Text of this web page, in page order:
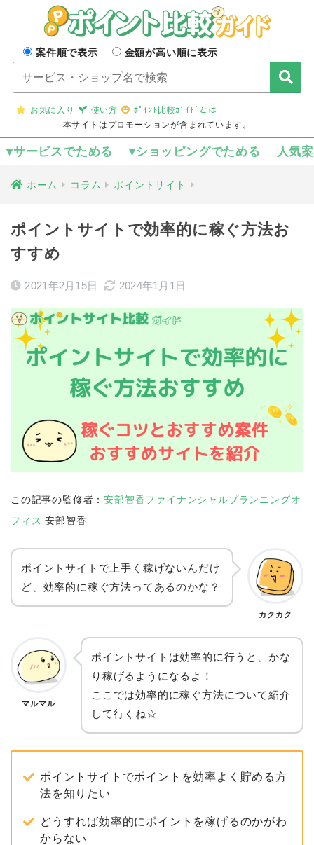
案件順で表示 金額が高い順に表示
お気に入り 使い方
ﾎﾟｲﾝﾄ比較ｶﾞｲﾄﾞとは
本サイトはプロモーションが含まれています。
▾サービスでためる ▾ショッピングでためる 人気
ホーム コラム ポイントサイト
ポイントサイトで効率的に稼ぐ方法お
すすめ
2021年2月15日 2024年1月1日
この記事の監修者：安部智香ファイナンシャルプランニングオ
フィス 安部智香
ポイントサイトで上手く稼げないんだけ
ど、効率的に稼ぐ方法ってあるのかな？
カクカク
マルマル
ポイントサイトは効率的に行うと、かな
り稼げるようになるよ！
ここでは効率的に稼ぐ方法について紹介
して行くね☆
ポイントサイトでポイントを効率よく貯める方
法を知りたい
どうすれば効率的にポイントを稼げるのかがわ
からない